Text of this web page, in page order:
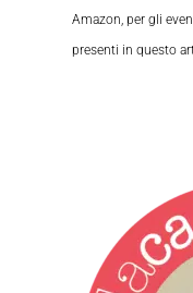
Amazon, per gli
presenti in questo